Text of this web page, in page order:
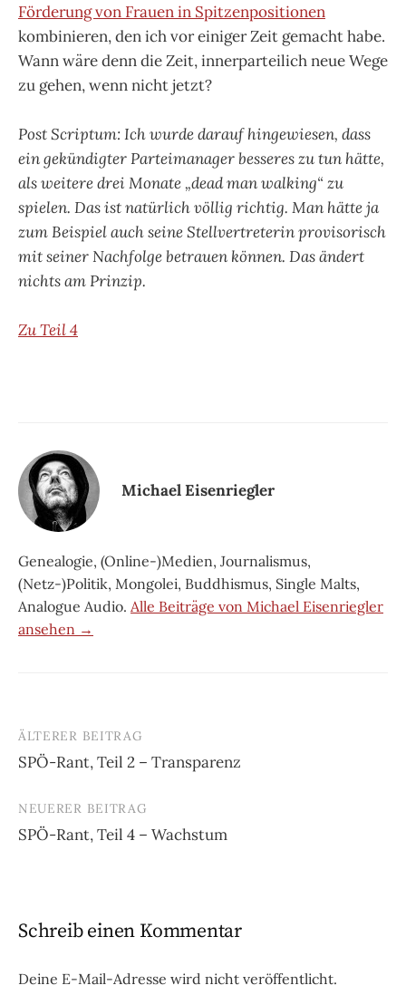
Förderung von Frauen in Spitzenpositionen
kombinieren, den ich vor einiger Zeit gemacht habe.
Wann wäre denn die Zeit, innerparteilich neue Wege
zu gehen, wenn nicht jetzt?
Post Scriptum: Ich wurde darauf hingewiesen, dass
ein gekündigter Parteimanager besseres zu tun hätte,
als weitere drei Monate „dead man walking“ zu
spielen. Das ist natürlich völlig richtig. Man hätte ja
zum Beispiel auch seine Stellvertreterin provisorisch
mit seiner Nachfolge betrauen können. Das ändert
nichts am Prinzip.
Zu Teil 4
Michael Eisenriegler
Genealogie, (Online-)Medien, Journalismus,
(Netz-)Politik, Mongolei, Buddhismus, Single Malts,
Analogue Audio. Alle Beiträge von Michael Eisenriegler
ansehen →
Beitrags-
Navigation
ÄLTERER BEITRAG
SPÖ-Rant, Teil 2 – Transparenz
NEUERER BEITRAG
SPÖ-Rant, Teil 4 – Wachstum
Schreib einen Kommentar
Deine E-Mail-Adresse wird nicht veröffentlicht.